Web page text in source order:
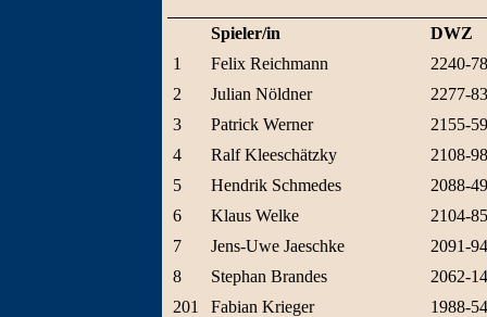
Spieler/in
DWZ
1
Felix Reichmann
2240-
2
Julian Nöldner
2277-
3
Patrick Werner
2155-
4
Ralf Kleeschätzky
2108-
5
Hendrik Schmedes
2088-
6
Klaus Welke
2104-
7
Jens-Uwe Jaeschke
2091-
8
Stephan Brandes
2062-
201
Fabian Krieger
1988-